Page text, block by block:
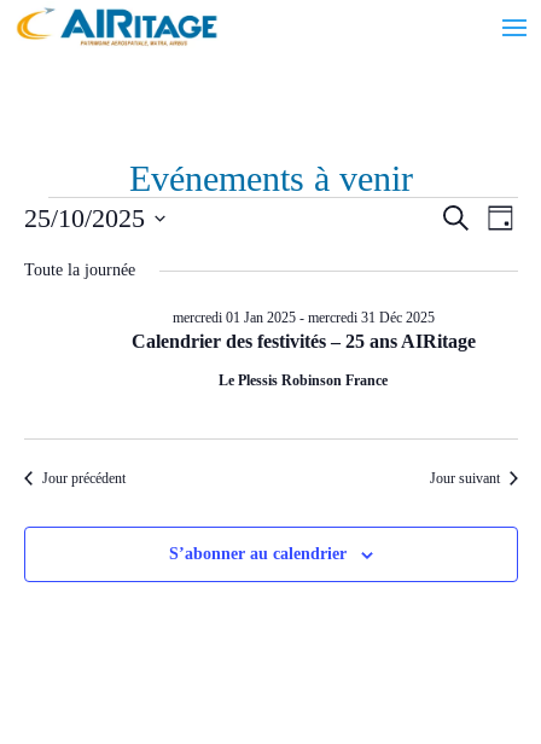
Evénements à venir
Évènements
samedi
vues
Recherche
de
Jour
25/10/2025
Toute la journée
Calendrier des festivités – 25 ans AIRitage
mercredi 01 Jan 2025- mercredi 31 Déc 2025
Le Plessis Robinson France
Jour précédent Jour suivant
S’abonner au calendrier